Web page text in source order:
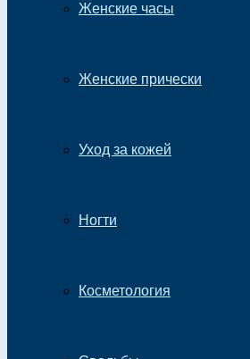
Женские часы
Женские прически
Уход за кожей
Ногти
Косметология